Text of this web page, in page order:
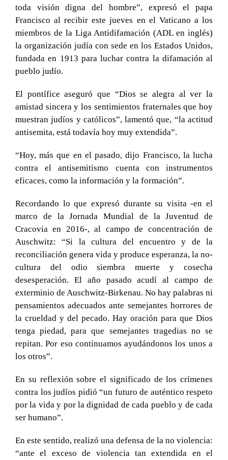
toda visión digna del hombre”, expresó el papa
Francisco al recibir este jueves en el Vaticano a los
miembros de la Liga Antidifamación (ADL en inglés)
la organización judía con sede en los Estados Unidos,
fundada en 1913 para luchar contra la difamación al
pueblo judío.
El pontífice aseguró que “Dios se alegra al ver la
amistad sincera y los sentimientos fraternales que hoy
muestran judíos y católicos”, lamentó que, “la actitud
antisemita, está todavía hoy muy extendida”.
“Hoy, más que en el pasado, dijo Francisco, la lucha
contra el antisemitismo cuenta con instrumentos
eficaces, como la información y la formación”.
Recordando lo que expresó durante su visita -en el
marco de la Jornada Mundial de la Juventud de
Cracovia en 2016-, al campo de concentración de
Auschwitz: “Si la cultura del encuentro y de la
reconciliación genera vida y produce esperanza, la no-
cultura del odio siembra muerte y cosecha
desesperación. El año pasado acudí al campo de
exterminio de Auschwitz-Birkenau. No hay palabras ni
pensamientos adecuados ante semejantes horrores de
la crueldad y del pecado. Hay oración para que Dios
tenga piedad, para que semejantes tragedias no se
repitan. Por eso continuamos ayudándonos los unos a
los otros”.
En su reflexión sobre el significado de los crímenes
contra los judíos pidió “un futuro de auténtico respeto
por la vida y por la dignidad de cada pueblo y de cada
ser humano”.
En este sentido, realizó una defensa de la no violencia:
“ante el exceso de violencia tan extendida en el